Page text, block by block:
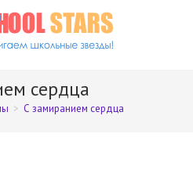
сердца
> С замиранием сердца